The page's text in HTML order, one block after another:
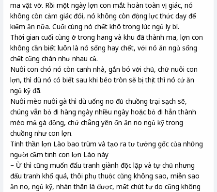
ma vật vờ. Rồi một ngày lợn con mắt hoàn toàn vị giác, nó
không còn cảm giác đói, nó không còn động lực thức dạy để
kiếm ăn nữa. Cuối cùng nó chết khô trong lúc ngủ ly bì.
Thời gian cuối cùng ở trong hang và khu đã thành ma, lợn con
không cần biết luôn là nó sống hay chết, với nó ăn ngủ sống
chết cũng chán như nhau cả.
Nuôi con chó nó còn canh nhà, gắn bó với chủ, chứ nuôi con
lợn, thì dù nó có biết sau khi béo tròn sẽ bị thịt thì nó cứ ăn
ngủ kỹ đã.
Nuôi mèo nuôi gà thì dù uống no đủ chuồng trại sạch sẽ,
chúng vẫn bỏ đi hàng ngày nhiều ngày hoặc bỏ đi hẳn thành
mèo mả gà đồng, chứ chẳng yên ổn ăn no ngủ kỹ trong
chuồng như con lợn.
Tinh thần lợn Lào bao trùm và tạo ra tư tưởng gốc của những
người cầm tinh con lợn Lào này
– Ừ thì cũng muốn đấu tranh giành độc lập và tự chủ nhưng
đấu tranh khổ quá, thôi phụ thuộc cũng không sao, miễn sao
ăn no, ngủ kỹ, nhàn thân là được, mất chút tự do cũng không